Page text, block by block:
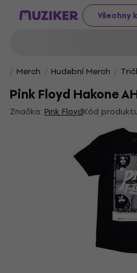
Všechny
Merch Hudební Merch
Pink Floyd Hakone
Značka: Pink FloydKód